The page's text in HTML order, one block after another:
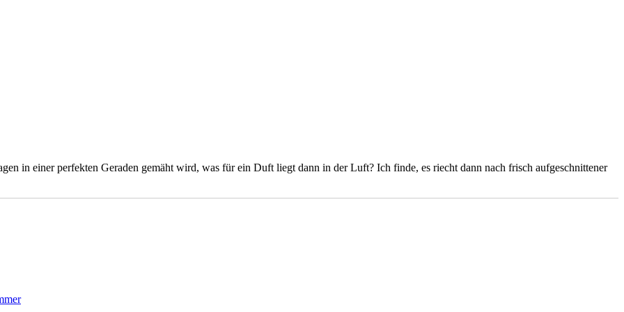
in einer perfekten Geraden gemäht wird, was für ein Duft liegt dann in der Luft? Ich finde, es riecht dann nach frisch aufgeschnittener